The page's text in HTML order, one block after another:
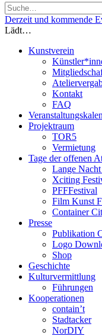
Derzeit und kommende
Lädt…
Kunstverein
Kontakt
FAQ
Projektraum
TOR5
Vermietung
Tage der offenen
Lange
Xciting
PFFFestival
Film Kunst
Container
Presse
Publikation
Logo
Shop
Geschichte
Kulturvermittlung
Führungen
Kooperationen
contain’t
Stadtacker
NorDIY